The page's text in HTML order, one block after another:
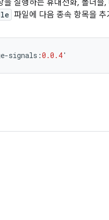
실행하는 휴대전화, 폴더블
파일에 다음 종속 항목을 추
-signals :0.0.4'